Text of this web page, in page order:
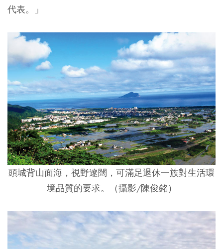
代表。」
頭城背山面海，視野遼闊，可滿足退休一族對生活環
境品質的要求。（攝影/陳俊銘）